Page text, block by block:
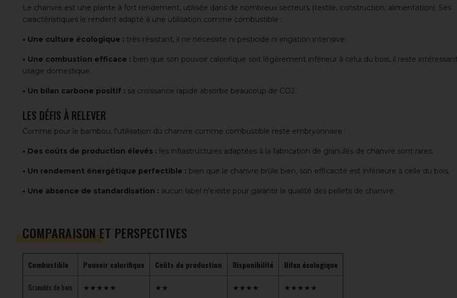
Le chanvre est une plante à fort rendement, utilisée dans de nombreux secteurs (textile, construction, alimentation). Ses
caractéristiques le rendent adapté à une utilisation comme combustible :
• Une culture écologique : très résistant, il ne nécessite ni pesticide ni irrigation intensive.
• Une combustion efficace : bien que son pouvoir calorifique soit légèrement inférieur à celui du bois, il reste
usage domestique.
• Un bilan carbone positif : sa croissance rapide absorbe beaucoup de CO2.
LES DÉFIS À RELEVER
Comme pour le bambou, l'utilisation du chanvre comme combustible reste embryonnaire :
• Des coûts de production élevés : les infrastructures adaptées à la fabrication de granulés de chanvre sont rares.
• Un rendement énergétique perfectible : bien que le chanvre brûle bien, son efficacité est inférieure à celle du bois.
• Une absence de standardisation : aucun label n'existe pour garantir la qualité des pellets de chanvre.
COMPARAISON ET PERSPECTIVES
Combustible Pouvoir calorifique Coûts de production Disponibilité Bilan écologique
Granulés de bois ★★★★★ ★★ ★★★★ ★★★★★